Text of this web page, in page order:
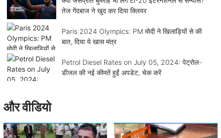
तेज गेंदबाज ने खुद कर दिया क्लियर
Paris 2024 Olympics: PM मोदी ने खिलाड़ियों से की
बात, दिया ये खास मंत्र
Petrol Diesel Rates on July 05, 2024: पेट्रोल-
डीजल की नई कीमतें हुईं अपडेट, चेक करें
और वीडियो